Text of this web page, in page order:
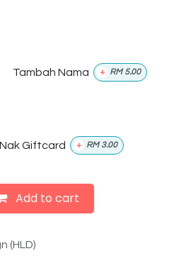
Tambah Nama + RM 5.00
Nak Giftcard + RM 3.00
Add to cart
(HLD)